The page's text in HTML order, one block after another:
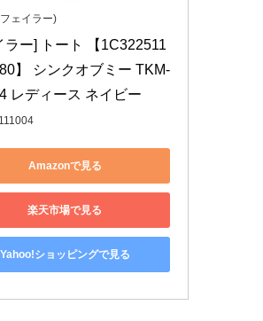
ェイラー)
ラー] トート 【1C322511
】 シンクオブミー TKM-
レディース ネイビー
Amazonで見る
楽天市場で見る
Yahoo!ショッピングで見る